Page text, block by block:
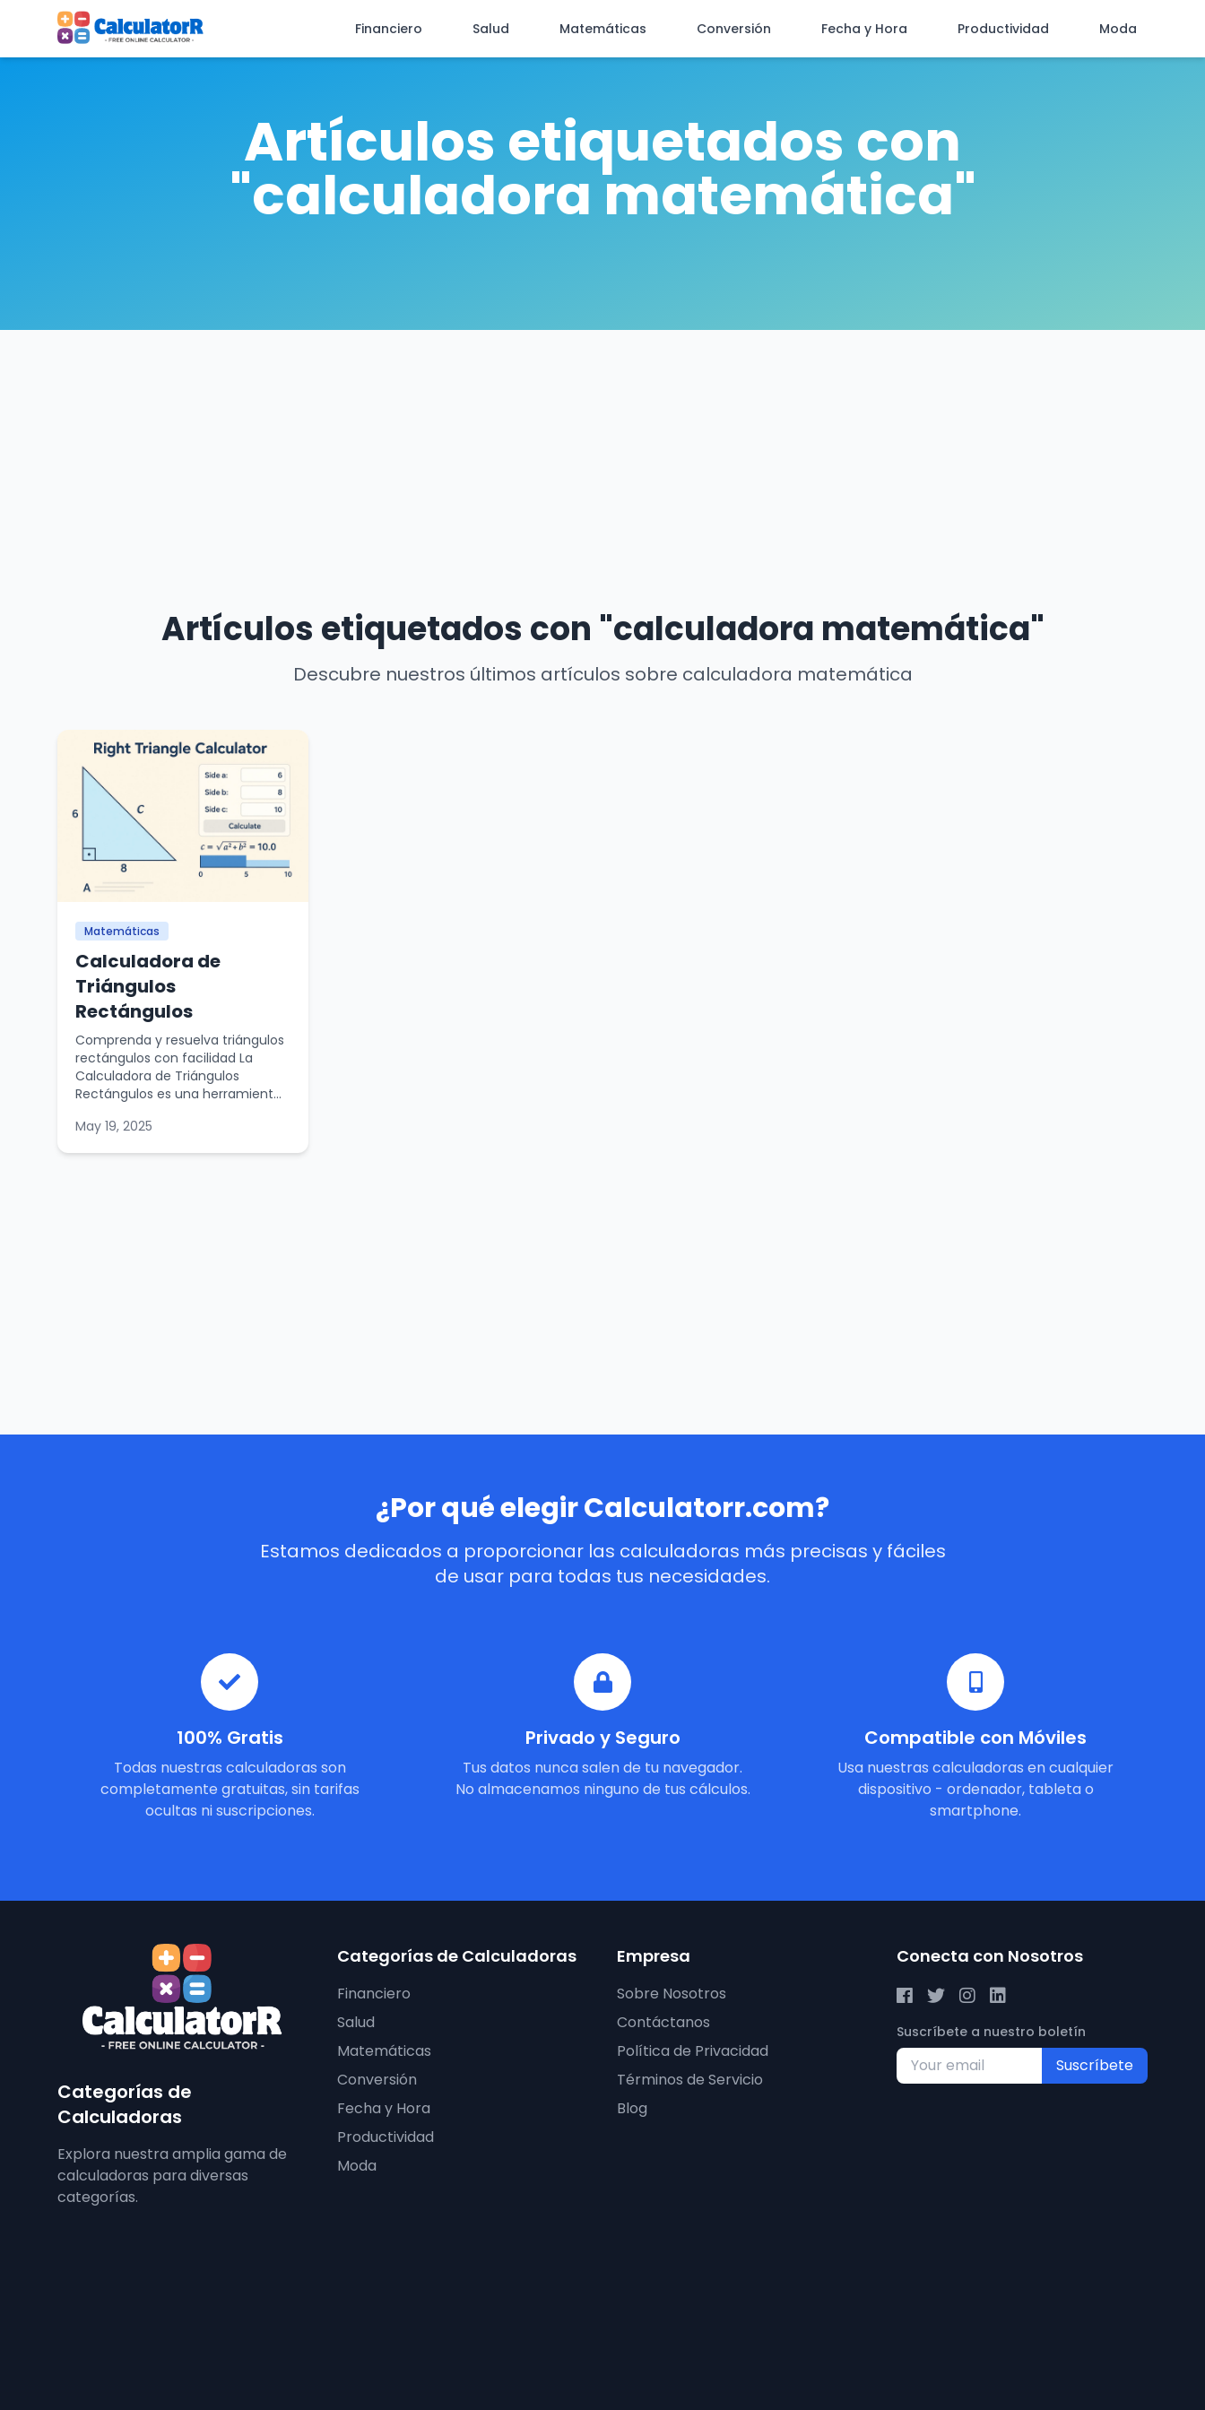
Financiero Salud Matemáticas Conversión Fecha y Hora Productividad Moda
Artículos etiquetados con
"calculadora matemática"
Artículos etiquetados con "calculadora matemática"
Descubre nuestros últimos artículos sobre calculadora matemática
Matemáticas
Calculadora de
Triángulos
Rectángulos
Comprenda y resuelva triángulos
rectángulos con facilidad La
Calculadora de Triángulos
Rectángulos es una herramient...
May 19, 2025
¿Por qué elegir Calculatorr.com?
Estamos dedicados a proporcionar las calculadoras más precisas y fáciles
de usar para todas tus necesidades.
100% Gratis
Todas nuestras calculadoras son
completamente gratuitas, sin tarifas
ocultas ni suscripciones.
Privado y Seguro
Tus datos nunca salen de tu navegador.
No almacenamos ninguno de tus cálculos.
Compatible con Móviles
Usa nuestras calculadoras en cualquier
dispositivo - ordenador, tableta o
smartphone.
Categorías de
Calculadoras
Explora nuestra amplia gama de
calculadoras para diversas
categorías.
Categorías de Calculadoras
Financiero
Salud
Matemáticas
Conversión
Fecha y Hora
Productividad
Moda
Empresa
Sobre Nosotros
Contáctanos
Política de Privacidad
Términos de Servicio
Blog
Conecta con Nosotros
Suscríbete a nuestro boletín
Suscríbete